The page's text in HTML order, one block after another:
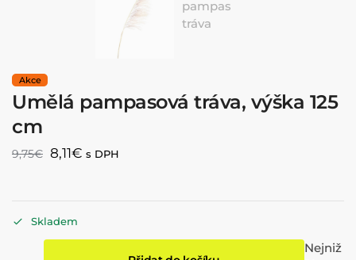
Umělá pampasová tráva, výška 125
cm
9,75€ 8,11€ s DPH
Skladem
Nejniž